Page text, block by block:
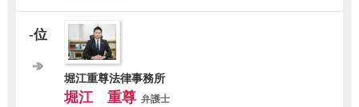
-位
堀江重尊法律事務所
堀江 重尊 弁護士